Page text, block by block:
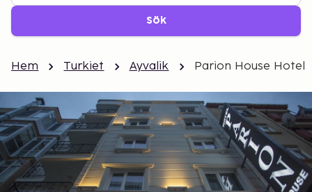
Sök
Hem Turkiet Ayvalik Parion House Hotel